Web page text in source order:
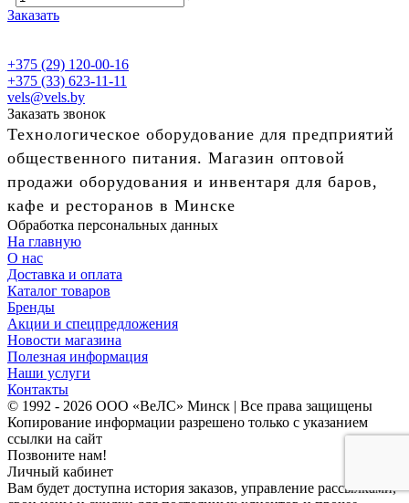
Заказать
+375 (29) 120-00-16
+375 (33) 623-11-11
vels@vels.by
Заказать звонок
Технологическое оборудование для предприятий
общественного питания. Магазин оптовой
продажи оборудования и инвентаря для баров,
кафе и ресторанов в Минске
Обработка персональных данных
На главную
О нас
Доставка и оплата
Каталог товаров
Бренды
Акции и спецпредложения
Новости магазина
Полезная информация
Наши услуги
Контакты
© 1992 - 2026 ООО «ВеЛС» Минск | Все права защищены
Копирование информации разрешено только с указанием
ссылки на сайт
Позвоните нам!
Личный кабинет
Вам будет доступна история заказов, управление рассылками,